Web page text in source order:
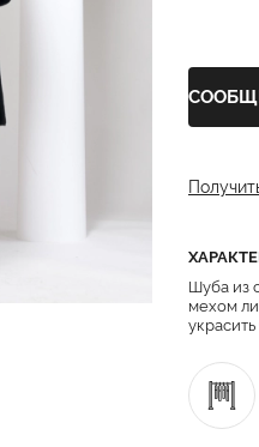
Шуба из
мехом